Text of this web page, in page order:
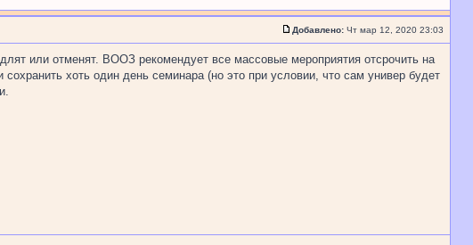
Добавлено: Чт мар 12, 2020 23:03
или отменят. ВООЗ рекомендует все массовые мероприятия отсрочить на
хоть один день семинара (но это при условии, что сам универ будет